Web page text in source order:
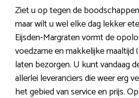
Ziet u op tegen de
maar wilt u wel elke dag lekker
Eijsden-Margraten vormt de
voedzame en makkelijke maaltijd
laten bezorgen. U kunt vandaag
allerlei leveranciers die weer erg
het gebied van service en prijs.